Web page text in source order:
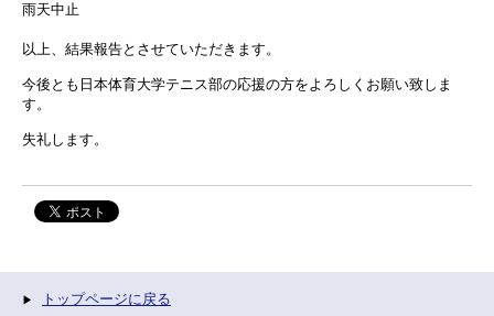
雨天中止
以上、結果報告とさせていただきます。
今後とも日本体育大学テニス部の応援の方をよろしくお願い致しま
す。
失礼します。
トップページに戻る